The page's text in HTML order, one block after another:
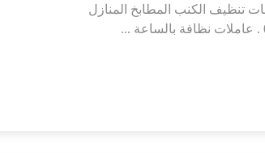
خدمات تنظيف الكنب المطابخ المنازل